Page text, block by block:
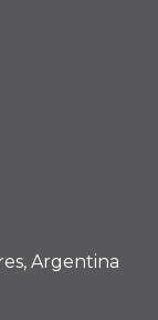
Argentina